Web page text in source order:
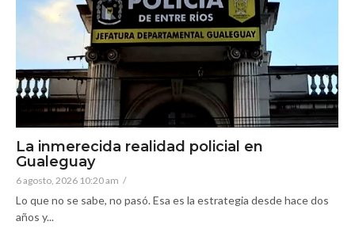
La inmerecida realidad policial en
Gualeguay
6 agosto, 2026 10:20 am /
Lo que no se sabe, no pasó. Esa es la estrategia desde hace dos
años y...